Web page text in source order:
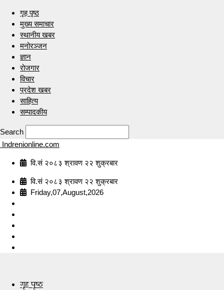
गृह पृष्ठ
मुख्य समाचार
स्थानीय खबर
मनोरञ्जन
ज्ञान
रोजगार
विचार
प्रदेश खबर
साहित्य
सम्पादकीय
Search
Indrenionline.com
वि.सं २०८३ श्रावण २२ शुक्रबार
वि.सं २०८३ श्रावण २२ शुक्रबार
Friday,07,August,2026
गृह पृष्ठ